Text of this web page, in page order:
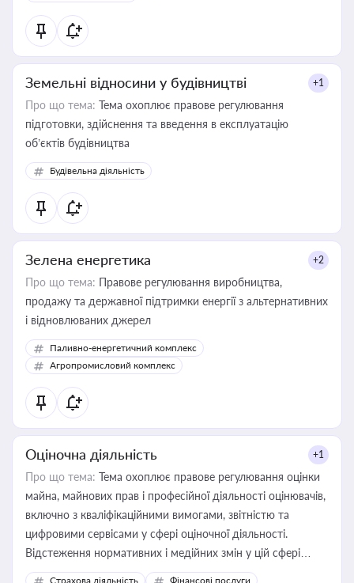
Земельні відносини у будівництві +1
Про що тема: Тема охоплює правове регулювання
підготовки, здійснення та введення в експлуатацію
об’єктів будівництва
Будівельна діяльність
Зелена енергетика +2
Про що тема: Правове регулювання виробництва,
продажу та державної підтримки енергії з альтернативних
і відновлюваних джерел
Паливно-енергетичний комплекс
Агропромисловий комплекс
Оціночна діяльність +1
Про що тема: Тема охоплює правове регулювання оцінки
майна, майнових прав і професійної діяльності оцінювачів,
включно з кваліфікаційними вимогами, звітністю та
цифровими сервісами у сфері оціночної діяльності.
Відстеження нормативних і медійних змін у цій сфері
корисне для власника бізнесу, керівника, юриста або
Страхова діяльність
Фінансові послуги